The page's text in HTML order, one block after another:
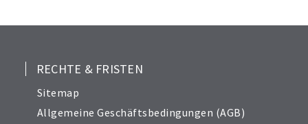
RECHTE & FRISTEN
Sitemap
Allgemeine Geschäftsbedingungen (AGB)